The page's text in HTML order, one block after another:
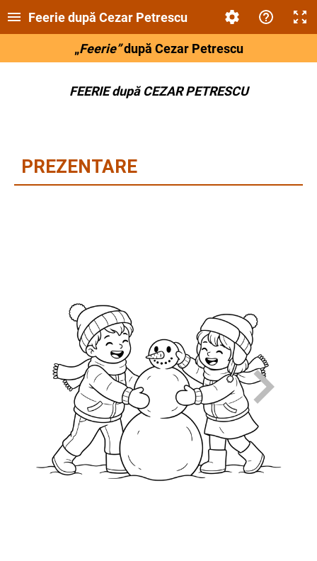
Feerie după Cezar Petrescu
„Feerie”după Cezar Petrescu
FEERIE după CEZAR PETRESCU
PREZENTARE